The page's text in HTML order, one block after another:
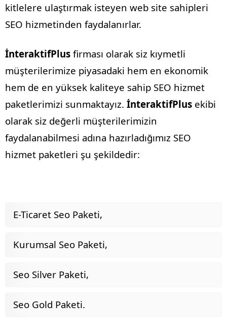
kitlelere ulaştırmak isteyen web site sahipleri
SEO hizmetinden faydalanırlar.
İnteraktifPlus firması olarak siz kıymetli
müşterilerimize piyasadaki hem en ekonomik
hem de en yüksek kaliteye sahip SEO hizmet
paketlerimizi sunmaktayız. İnteraktifPlus ekibi
olarak siz değerli müşterilerimizin
faydalanabilmesi adına hazırladığımız SEO
hizmet paketleri şu şekildedir:
E-Ticaret Seo Paketi,
Kurumsal Seo Paketi,
Seo Silver Paketi,
Seo Gold Paketi.